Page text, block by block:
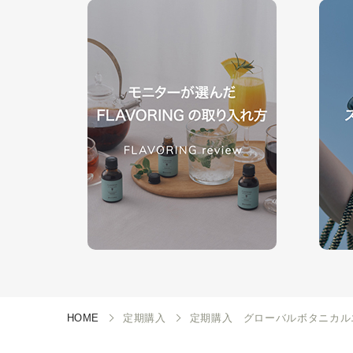
HOME 定期購入 定期購入 グローバルボタニカル